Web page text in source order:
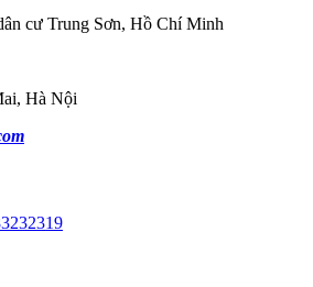
cư Trung Sơn, Hồ Chí Minh
Hà Nội